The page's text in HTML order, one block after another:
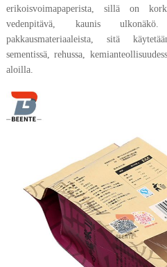
erikoisvoimapaperista, sillä on
vedenpitävä, kaunis
pakkausmateriaaleista, sitä
sementissä, rehussa,
aloilla.